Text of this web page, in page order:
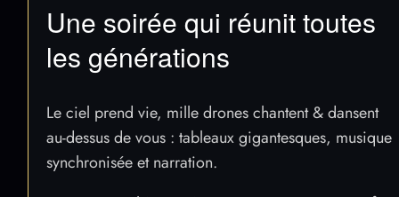
Une soirée qui réunit toutes
les générations
Le ciel prend vie, mille drones chantent & dansent